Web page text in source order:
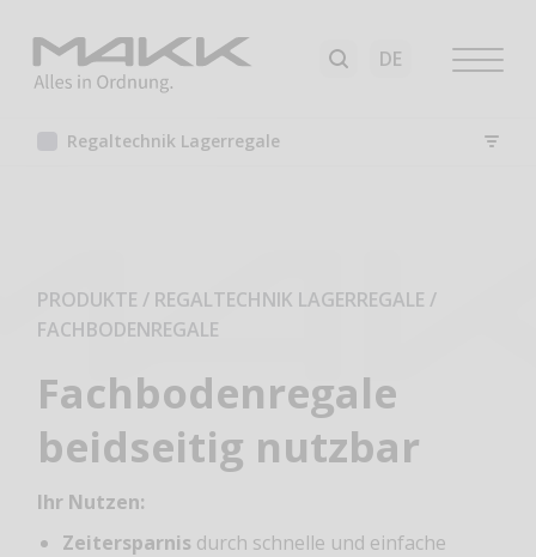
Regaltechnik Lagerregale
PRODUKTE / REGALTECHNIK LAGERREGALE /
FACHBODENREGALE
Fachbodenregale
beidseitig nutzbar
Ihr Nutzen:
Zeitersparnis durch schnelle und einfache